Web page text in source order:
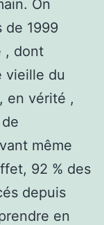
On
de 1999
, dont
vieille du
en vérité ,
même
92 % des
depuis
en